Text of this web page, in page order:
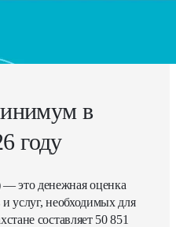
в
году
денежная оценка
услуг, необходимых для
составляет 50 851